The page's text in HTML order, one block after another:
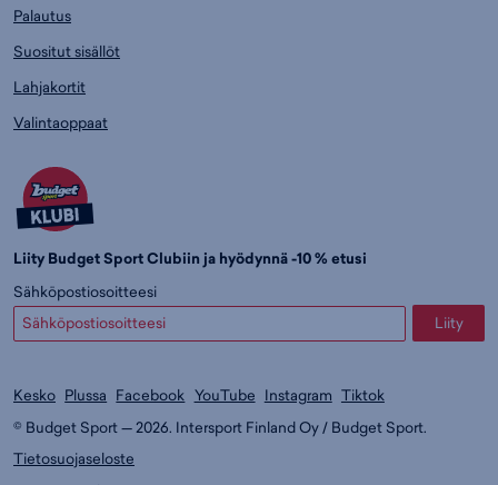
Palautus
Suositut sisällöt
Lahjakortit
Valintaoppaat
Liity Budget Sport Clubiin ja hyödynnä -10 % etusi
Sähköpostiosoitteesi
Liity
Kesko Plussa Facebook YouTube Instagram Tiktok
© Budget Sport — 2026. Intersport Finland Oy / Budget Sport.
Tietosuojaseloste